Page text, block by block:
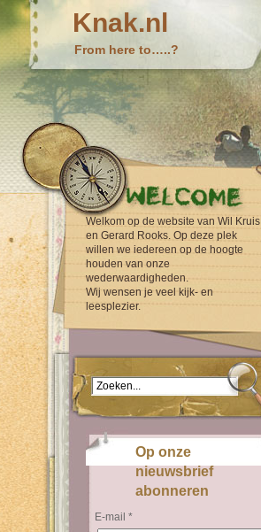
Knak.nl
From here to…..?
Welkom op de website van Wil Kruis
en Gerard Rooks. Op deze plek
willen we iedereen op de hoogte
houden van onze
wederwaardigheden.
Wij wensen je veel kijk- en
leesplezier.
Op onze
nieuwsbrief
abonneren
E-mail *